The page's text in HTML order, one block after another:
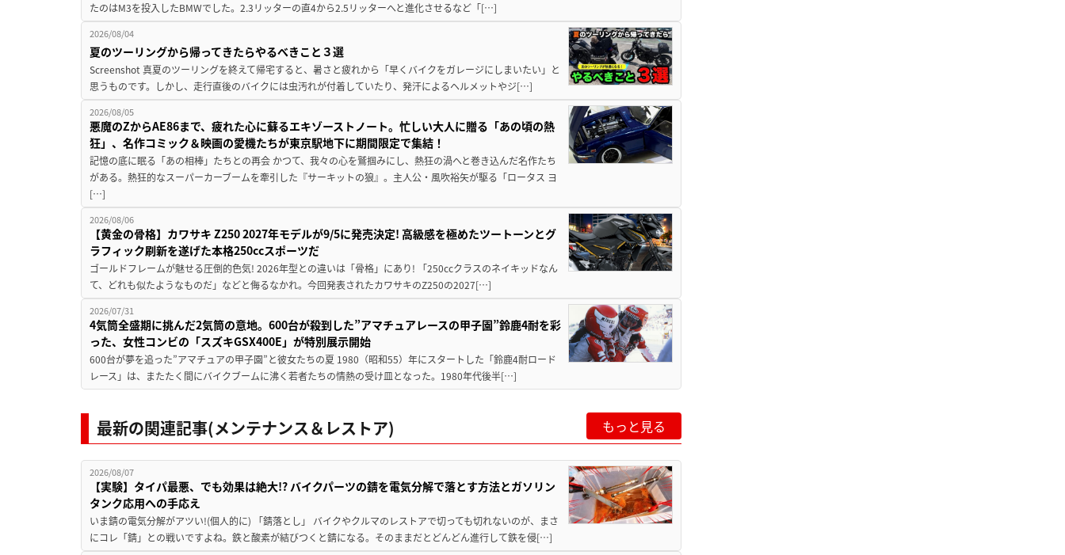
たのはM3を投入したBMWでした。2.3リッターの直4から2.5リッターへと進化させるなど「[…]
2026/08/04
夏のツーリングから帰ってきたらやるべきこと３選
Screenshot 真夏のツーリングを終えて帰宅すると、暑さと疲れから「早くバイクをガレージにしまいたい」と
思うものです。しかし、走行直後のバイクには虫汚れが付着していたり、発汗によるヘルメットやジ[…]
2026/08/05
悪魔のZからAE86まで、疲れた心に蘇るエキゾーストノート。忙しい大人に贈る「あの頃の熱
狂」、名作コミック＆映画の愛機たちが東京駅地下に期間限定で集結！
記憶の底に眠る「あの相棒」たちとの再会 かつて、我々の心を鷲掴みにし、熱狂の渦へと巻き込んだ名作たち
がある。熱狂的なスーパーカーブームを牽引した『サーキットの狼』。主人公・風吹裕矢が駆る「ロータス ヨ
[…]
2026/08/06
【黄金の骨格】カワサキ Z250 2027年モデルが9/5に発売決定! 高級感を極めたツートーンとグ
ラフィック刷新を遂げた本格250ccスポーツだ
ゴールドフレームが魅せる圧倒的色気! 2026年型との違いは「骨格」にあり! 「250ccクラスのネイキッドなん
て、どれも似たようなものだ」などと侮るなかれ。今回発表されたカワサキのZ250の2027[…]
2026/07/31
4気筒全盛期に挑んだ2気筒の意地。600台が殺到した”アマチュアレースの甲子園”鈴鹿4耐を彩
った、女性コンビの「スズキGSX400E」が特別展示開始
600台が夢を追った”アマチュアの甲子園”と彼女たちの夏 1980（昭和55）年にスタートした「鈴鹿4耐ロード
レース」は、またたく間にバイクブームに沸く若者たちの情熱の受け皿となった。1980年代後半[…]
最新の関連記事(メンテナンス＆レストア) もっと見る
2026/08/07
【実験】タイパ最悪、でも効果は絶大!? バイクパーツの錆を電気分解で落とす方法とガソリン
タンク応用への手応え
いま錆の電気分解がアツい!(個人的に) 「錆落とし」 バイクやクルマのレストアで切っても切れないのが、まさ
にコレ「錆」との戦いですよね。鉄と酸素が結びつくと錆になる。そのままだとどんどん進行して鉄を侵[…]